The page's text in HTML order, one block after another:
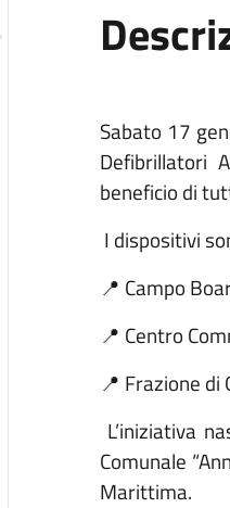
Sabato 17
Defibrillatori
beneficio di
I dispositivi
📍 Campo
📍 Centro
📍 Frazione di
L’iniziativa
Comunale
Marittima.